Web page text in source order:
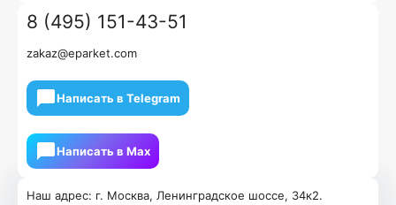
Наш адрес: г. Москва, Ленинградское шоссе, 34к2.
8 (495) 151-43-51
zakaz@eparket.com
Написать в Telegram
Написать в Мах